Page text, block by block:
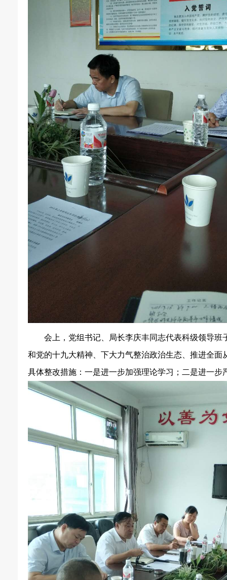
会上，党组书记、局长李庆丰同志代表科级领导
和党的十九大精神、下大力气整治政治生态、推进全
具体整改措施：一是进一步加强理论学习；二是进一